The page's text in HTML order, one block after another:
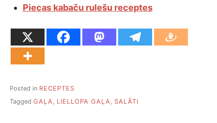
Piecas kabaču rulešu receptes
Posted in RECEPTES
Tagged GAĻA LIELLOPA GAĻA SALĀTI